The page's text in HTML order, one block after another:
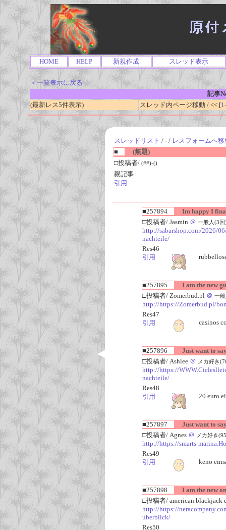
HOME HELP 新規作成 スレッド表示
＜一覧表示に戻る
記事
(最新レス5件表示)
スレッド内ページ移動 / << [
スレッドリスト / - / レスフォームへ移
■
(無題)
□投稿者/ (##)-()
親記事
引用
■257894
Im happy I
□投稿者/ Jasmin ＠ 一般人(3
http://sabarshop.com/2026/
nachteile/
Res46
引用
■257895
I am the new
□投稿者/ Zomerbud.pl ＠ 一
http://https://Zomerbud.pl/
Res47
引用
casinos
■257896
Just want to
□投稿者/ Ashlee ＠ メカ好き
http://https://
nachteile/
Res48
引用
20 euro
■257897
Just want to
□投稿者/ Agnes ＠ メカ好き
http://https://smarts-
Res49
引用
keno
■257898
I am the new
□投稿者/ american blackjack
http://https://
uberblick/
Res50